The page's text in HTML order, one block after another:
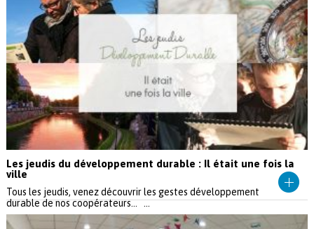
Les jeudis du développement durable : Il était une fois la
ville
Tous les jeudis, venez découvrir les gestes développement
durable de nos coopérateurs... ...